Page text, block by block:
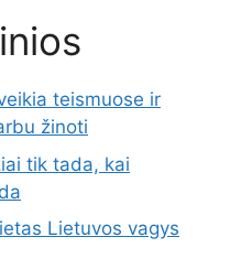
teismuose ir
žinoti
tik tada, kai
Lietuvos vagys